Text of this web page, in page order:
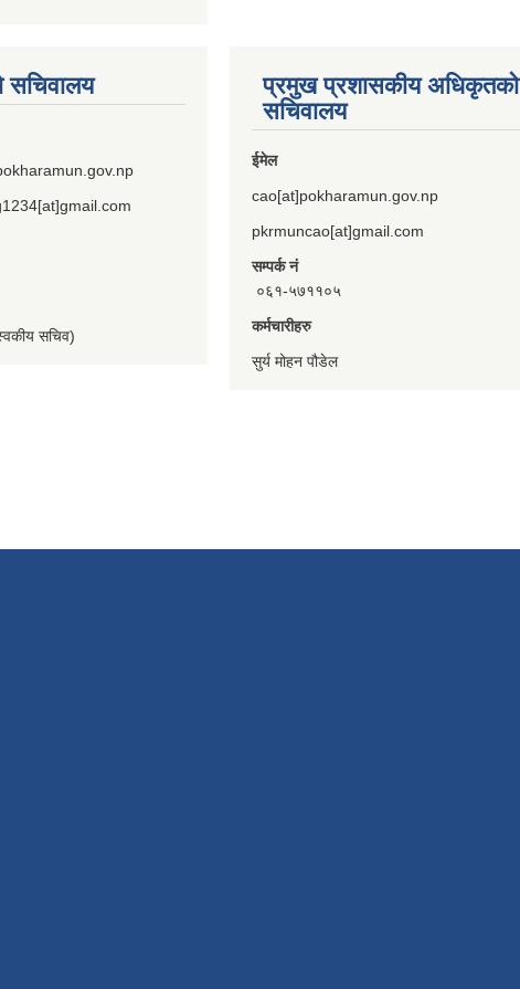
सचिव)
प्रमुख प्रशासकीय अधिकृतको
सचिवालय
ईमेल
cao[at]pokharamun.gov.np
pkrmuncao[at]gmail.com
सम्पर्क नं
०६१-५७११०५
कर्मचारीहरु
सुर्य मोहन पौडेल